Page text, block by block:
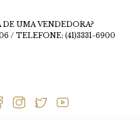
DE UMA VENDEDORA?
/ TELEFONE: (41)3331-6900